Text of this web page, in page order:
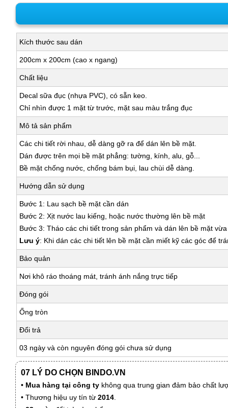
Kích thước sau dán
200cm x 200cm (cao x ngang)
Chất liệu
Decal sữa đục (nhựa PVC), có sẵn keo.
Chỉ nhìn được 1 mặt từ trước, mặt sau màu trắng đục
Mô tả sản phẩm
Các chi tiết rời nhau, dễ dàng gỡ ra để dán lên bề mặt.
Dán được trên mọi bề mặt phẳng: tường, kính, alu, gỗ...
Bề mặt chống nước, chống bám bụi, lau chùi dễ dàng.
Hướng dẫn sử dụng
Bước 1: Lau sạch bề mặt cần dán
Bước 2: Xịt nước lau kiếng, hoặc nước thường lên bề mặt
Bước 3: Tháo các chi tiết trong sản phẩm và dán lên bề mặt
Lưu ý: Khi dán các chi tiết lên bề mặt cần miết kỹ các góc để
Bảo quản
Nơi khô ráo thoáng mát, tránh ánh nắng trực tiếp
Đóng gói
Ống tròn
Đổi trả
03 ngày và còn nguyên đóng gói chưa sử dụng
07 LÝ DO CHỌN BINDO.VN
• Mua hàng tại công ty không qua trung gian đảm bảo chất
• Thương hiệu uy tín từ 2014.